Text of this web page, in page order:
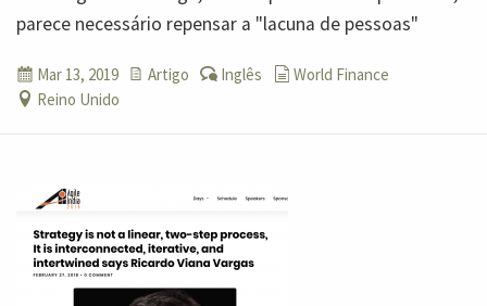
parece necessário repensar a "lacuna de pessoas"
Mar 13, 2019 Artigo Inglês
World Finance
Reino Unido